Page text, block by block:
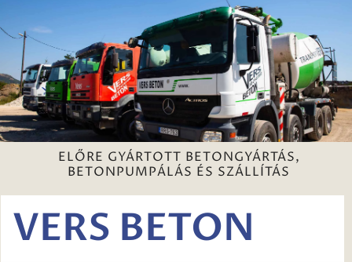
ELŐRE GYÁRTOTT BETONGYÁRTÁS,
BETONPUMPÁLÁS ÉS SZÁLLÍTÁS
VERS BETON